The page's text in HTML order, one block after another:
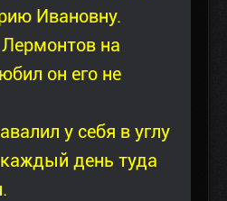
Ивановну.
на
он его не
у себя в углу
день туда